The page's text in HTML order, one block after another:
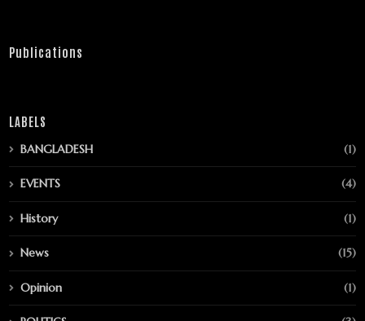
Publications
LABELS
BANGLADESH (1)
EVENTS (4)
History (1)
News (15)
Opinion (1)